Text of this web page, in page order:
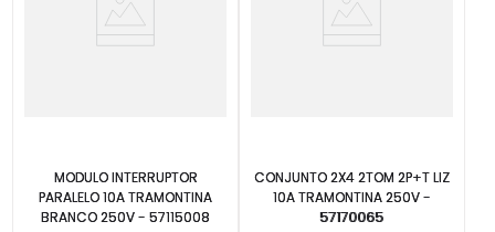
MODULO INTERRUPTOR
PARALELO 10A TRAMONTINA
BRANCO 250V - 57115008
CONJUNTO 2X4 2TOM 2P+T LIZ
10A TRAMONTINA 250V -
57170065